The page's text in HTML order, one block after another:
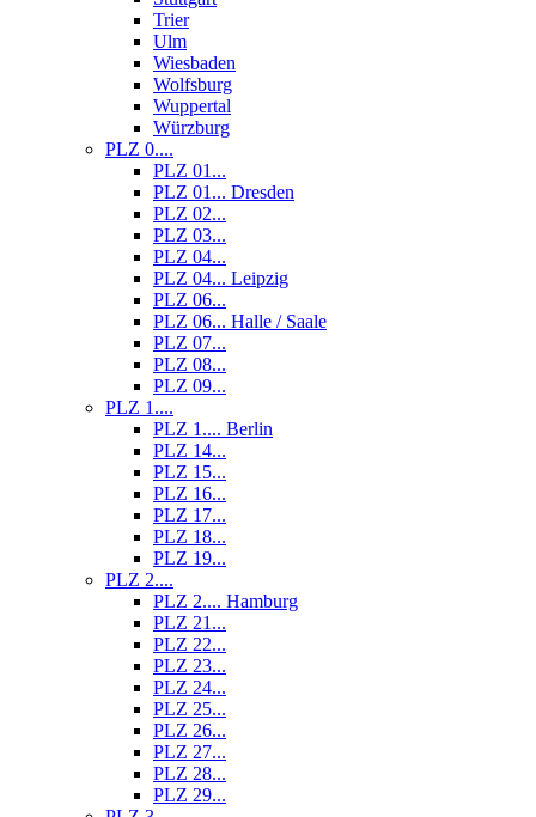
Trier
Ulm
Wiesbaden
Wolfsburg
Wuppertal
Würzburg
PLZ 0....
PLZ 01...
PLZ 01... Dresden
PLZ 02...
PLZ 03...
PLZ 04...
PLZ 04... Leipzig
PLZ 06...
PLZ 06... Halle / Saale
PLZ 07...
PLZ 08...
PLZ 09...
PLZ 1....
PLZ 1.... Berlin
PLZ 14...
PLZ 15...
PLZ 16...
PLZ 17...
PLZ 18...
PLZ 19...
PLZ 2....
PLZ 2.... Hamburg
PLZ 21...
PLZ 22...
PLZ 23...
PLZ 24...
PLZ 25...
PLZ 26...
PLZ 27...
PLZ 28...
PLZ 29...